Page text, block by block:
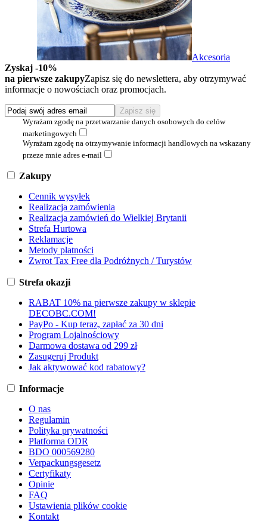
Akcesoria
Zyskaj -10%
na pierwsze zakupyZapisz się do newslettera, aby otrzymywać
informacje o nowościach oraz promocjach.
Wyrażam zgodę na przetwarzanie danych osobowych do celów
marketingowych
Wyrażam zgodę na otrzymywanie informacji handlowych na wskazany
przeze mnie adres e-mail
Zakupy
Cennik wysyłek
Realizacja zamówienia
Realizacja zamówień do Wielkiej Brytanii
Strefa Hurtowa
Reklamacje
Metody płatności
Zwrot Tax Free dla Podróżnych / Turystów
Strefa okazji
RABAT 10% na pierwsze zakupy w sklepie
DECOBC.COM!
PayPo - Kup teraz, zapłać za 30 dni
Program Lojalnościowy
Darmowa dostawa od 299 zł
Zasugeruj Produkt
Jak aktywować kod rabatowy?
Informacje
O nas
Regulamin
Polityka prywatności
Platforma ODR
BDO 000569280
Verpackungsgesetz
Certyfikaty
Opinie
FAQ
Ustawienia plików cookie
Kontakt